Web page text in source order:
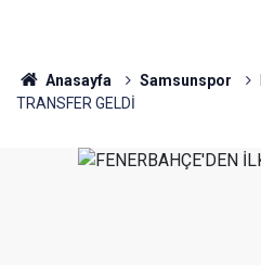
Anasayfa Samsunspor
TRANSFER GELDİ